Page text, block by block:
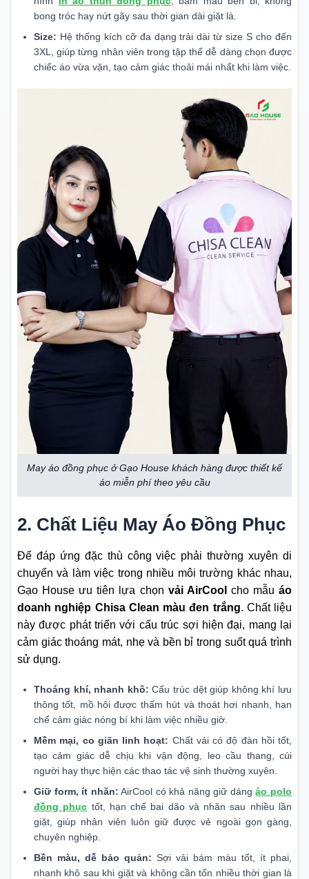
bong tróc hay nứt gãy sau thời gian dài giặt là.
Size: Hệ thống kích cỡ đa dạng trải dài từ size S cho đến
3XL, giúp từng nhân viên trong tập thể dễ dàng chọn được
chiếc áo vừa vặn, tạo cảm giác thoải mái nhất khi làm việc.
May áo đồng phục ở Gạo House khách hàng được thiết kế
áo miễn phí theo yêu cầu
2. Chất Liệu May Áo Đồng Phục
Để đáp ứng đặc thù công việc phải thường xuyên di
chuyển và làm việc trong nhiều môi trường khác nhau,
Gạo House ưu tiên lựa chọn vải AirCool cho mẫuáo
doanh nghiệp Chisa Clean màu đen trắng. Chất liệu
này được phát triển với cấu trúc sợi hiện đại, mang lại
cảm giác thoáng mát, nhẹ và bền bỉ trong suốt quá trình
sử dụng.
Thoáng khí, nhanh khô: Cấu trúc dệt giúp không khí lưu
thông tốt, mồ hôi được thấm hút và thoát hơi nhanh, hạn
chế cảm giác nóng bí khi làm việc nhiều giờ.
Mềm mại, co giãn linh hoạt: Chất vải có độ đàn hồi tốt,
tạo cảm giác dễ chịu khi vận động, leo cầu thang, cúi
người hay thực hiện các thao tác vệ sinh thường xuyên.
Giữ form, ít nhăn: AirCool có khả năng giữ dángáo polo
đồng phục tốt, hạn chế bai dão và nhăn sau nhiều lần
giặt, giúp nhân viên luôn giữ được vẻ ngoài gọn gàng,
chuyên nghiệp.
Bền màu, dễ bảo quản: Sợi vải bám màu tốt, ít phai,
nhanh khô sau khi giặt và không cần tốn nhiều thời gian là